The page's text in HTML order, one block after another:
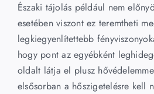
Északi tájolás például nem
esetében viszont ez teremtheti
legkiegyenlítettebb
hogy pont az egyébként
oldalt látja el plusz
elsősorban a hőszigetelésre kell